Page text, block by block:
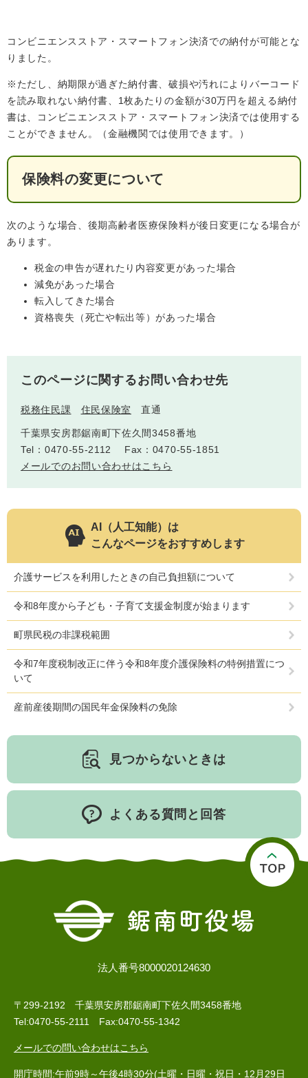
コンビニエンスストア・スマートフォン決済での納付が可能とな
りました。
※ただし、納期限が過ぎた納付書、破損や汚れによりバーコード
を読み取れない納付書、1枚あたりの金額が30万円を超える納付
書は、コンビニエンスストア・スマートフォン決済では使用する
ことができません。（金融機関では使用できます。）
保険料の変更について
次のような場合、後期高齢者医療保険料が後日変更になる場合が
あります。
税金の申告が遅れたり内容変更があった場合
減免があった場合
転入してきた場合
資格喪失（死亡や転出等）があった場合
このページに関するお問い合わせ先
税務住民課 住民保険室 直通
千葉県安房郡鋸南町下佐久間3458番地
Tel：0470-55-2112
Fax：0470-55-1851
メールでのお問い合わせはこちら
AI（人工知能）は
こんなページをおすすめします
介護サービスを利用したときの自己負担額について
令和8年度から子ども・子育て支援金制度が始まります
町県民税の非課税範囲
令和7年度税制改正に伴う令和8年度介護保険料の特例措置につ
いて
産前産後期間の国民年金保険料の免除
見つからないときは
よくある質問と回答
法人番号8000020124630
〒299-2192 千葉県安房郡鋸南町下佐久間3458番地
Tel:0470-55-2111 Fax:0470-55-1342
メールでの問い合わせはこちら
開庁時間:午前9時～午後4時30分(土曜・日曜・祝日・12月29日